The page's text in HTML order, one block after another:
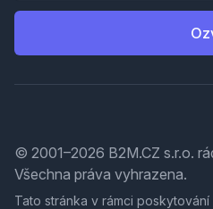
© 2001–2026 B2M.CZ s.r.o.
Všechna práva vyhrazena.
Tato stránka v rámci